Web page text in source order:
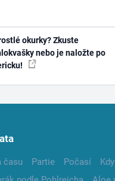
okurky? Zkuste
nebo je naložte po
času Partie Počasí